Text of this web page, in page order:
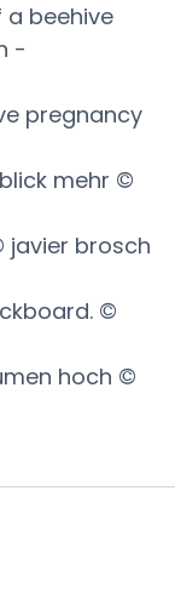
a beehive
-
pregnancy
mehr ©
javier brosch
©
hoch ©